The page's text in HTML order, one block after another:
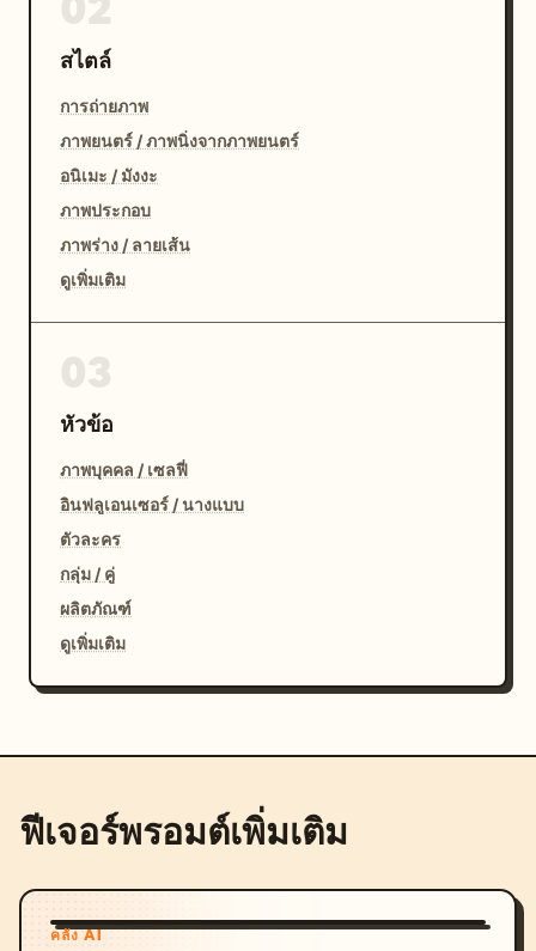
สไตล์
การถ่ายภาพ
ภาพยนตร์ / ภาพนิ่งจากภาพยนตร์
อนิเมะ / มังงะ
ภาพประกอบ
ภาพร่าง / ลายเส้น
ดูเพิ่มเติม
หัวข้อ
ภาพบุคคล / เซลฟี่
อินฟลูเอนเซอร์ / นางแบบ
ตัวละคร
กลุ่ม / คู่
ผลิตภัณฑ์
ดูเพิ่มเติม
ฟีเจอร์พรอมต์เพิ่มเติม
คลัง AI